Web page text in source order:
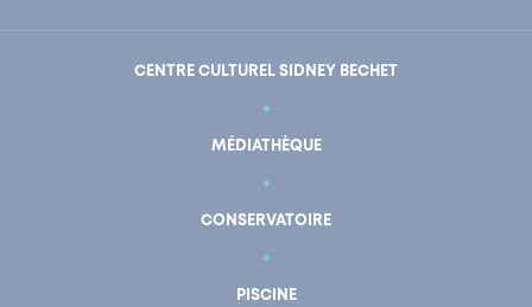
CENTRE CULTUREL SIDNEY BECHET
MÉDIATHÈQUE
CONSERVATOIRE
PISCINE